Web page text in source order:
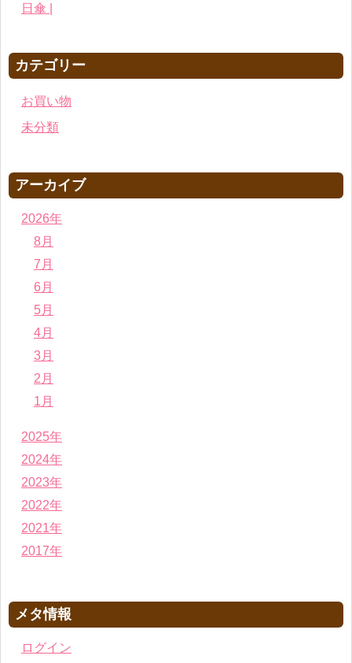
日傘 |
カテゴリー
お買い物
未分類
アーカイブ
2026年
8月
7月
6月
5月
4月
3月
2月
1月
2025年
2024年
2023年
2022年
2021年
2017年
メタ情報
ログイン